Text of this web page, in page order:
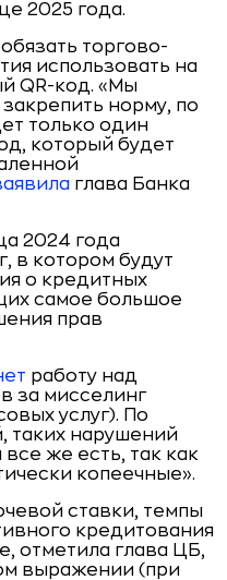
2025 года.
торгово-
использовать на
QR-код. «Мы
норму, по
только один
который будет
глава Банка
2024 года
в котором будут
о кредитных
самое большое
прав
работу над
за мисселинг
услуг). По
таких нарушений
же есть, так как
копеечные».
ставки, темпы
кредитования
отметила глава ЦБ,
выражении (при